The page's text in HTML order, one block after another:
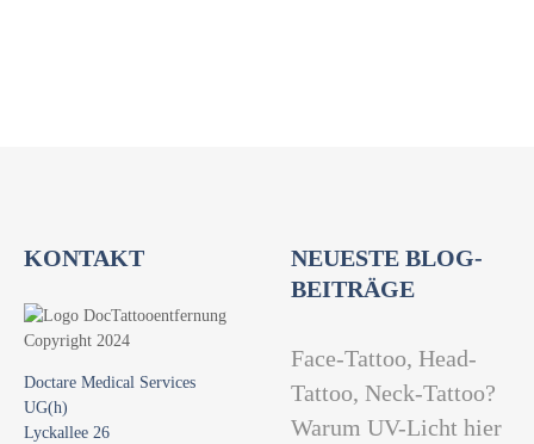
KONTAKT
Doctare Medical Services
UG(h)
Lyckallee 26
NEUESTE BLOG-
BEITRÄGE
Face-Tattoo, Head-
Tattoo, Neck-Tattoo?
Warum UV-Licht hier